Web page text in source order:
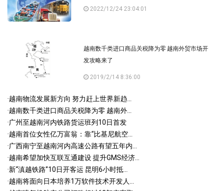
2022/12/24 23:04:01
越南数千类进口商品关税降为零 越南外贸市场开
发攻略来了
2019/2/14 8:36:00
·越南物流发展新方向 努力赶上世界新趋...
·越南数千类进口商品关税降为零 越南外...
·广州至越南河内铁路货运班列10日首发
·越南首位女性亿万富翁：靠“比基尼航空...
·广西南宁至越南河内高速公路有望五年内...
·越南希望加快互联互通建设 提升GMS经济...
·新“滇越铁路”10日开客运 昆明6小时抵...
·越南将面向日本培养1万软件技术开发人...